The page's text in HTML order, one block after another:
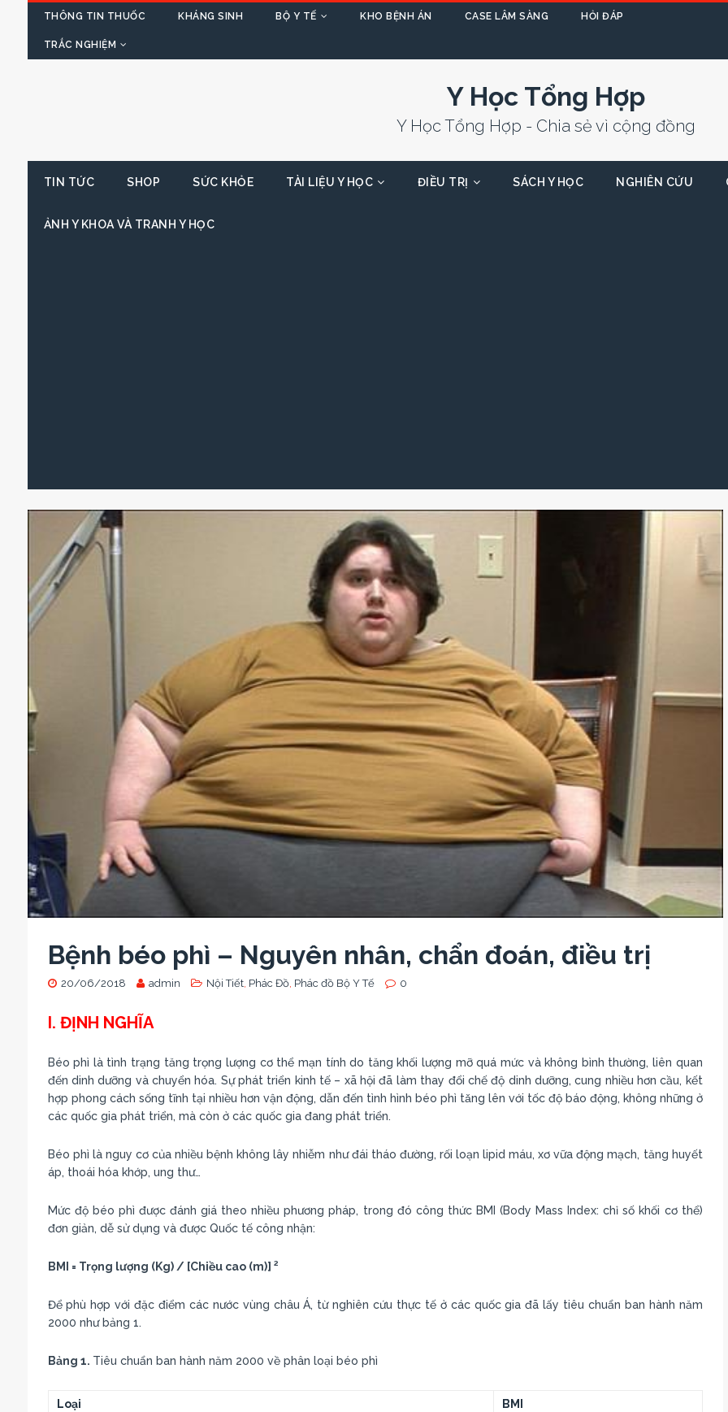
THÔNG TIN THUỐC KHÁNG SINH BỘ Y TẾ KHO BỆNH ÁN CASE LÂM SÀNG HỎI ĐÁP
TRẮC NGHIỆM
Y Học Tổng Hợp
Y Học Tổng Hợp - Chia sẻ vì cộng đồng
TIN TỨC SHOP SỨC KHỎE TÀI LIỆU Y HỌC ĐIỀU TRỊ SÁCH Y HỌC NGHIÊN CỨU
ẢNH Y KHOA VÀ TRANH Y HỌC
Bệnh béo phì – Nguyên nhân, chẩn đoán, điều trị
20/06/2018 admin Nội Tiết, Phác Đồ, Phác đồ Bộ Y Tế 0
I. ĐỊNH NGHĨA
Béo phì là tình trạng tăng trọng lượng cơ thể mạn tính do tăng khối lượng mỡ quá mức và không bình thường, liên quan
đến dinh dưỡng và chuyển hóa. Sự phát triển kinh tế – xã hội đã làm thay đổi chế độ dinh dưỡng, cung nhiều hơn cầu, kết
hợp phong cách sống tĩnh tại nhiều hơn vận động, dẫn đến tình hình béo phì tǎng lên với tốc độ báo động, không những ở
các quốc gia phát triển, mà còn ở các quốc gia đang phát triển.
Béo phì là nguy cơ của nhiều bệnh không lây nhiễm như đái tháo đường, rối loạn lipid máu, xơ vữa động mạch, tăng huyết
áp, thoái hóa khớp, ung thư…
Mức độ béo phì được đánh giá theo nhiều phương pháp, trong đó công thức BMI (Body Mass Index: chỉ số khối cơ thể)
đơn giản, dễ sử dụng và được Quốc tế công nhận:
BMI = Trọng lượng (Kg) / [Chiều cao (m)] 2
Để phù hợp với đặc điểm các nước vùng châu Á, từ nghiên cứu thực tế ở các quốc gia đã lấy tiêu chuẩn ban hành năm
2000 như bảng 1.
Bảng 1. Tiêu chuẩn ban hành năm 2000 về phân loại béo phì
Loại BMI